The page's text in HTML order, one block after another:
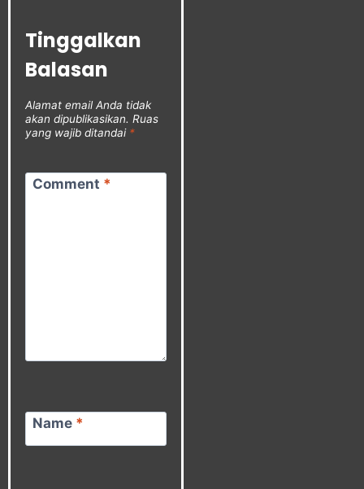
Tinggalkan
Balasan
Alamat email Anda tidak
akan dipublikasikan. Ruas
yang wajib ditandai *
Comment *
Name *